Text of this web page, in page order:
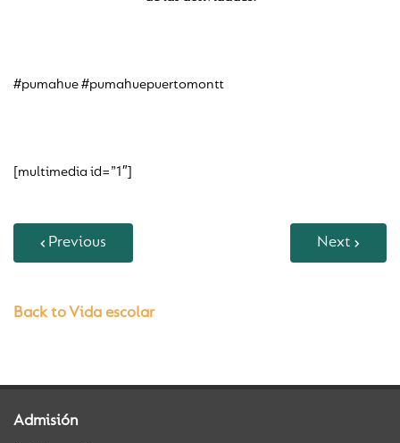
#pumahue #pumahuepuertomontt
[multimedia id=”1″]
Previous Next
Back to Vida escolar
Admisión